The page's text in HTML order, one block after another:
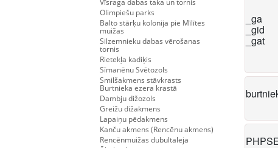
Vīsraga dabas taka un tornis
Olimpiešu parks
Balto stārķu kolonija pie Mīlītes
muižas
Silzemnieku dabas vērošanas
tornis
Rietekļa kadiķis
Sīmanēnu Svētozols
Smilšakmens stāvkrasts
Burtnieka ezera krastā
Dambju dižozols
Greižu dižakmens
Lapaiņu pēdakmens
Kanču akmens (Rencēnu akmens)
Rencēnmuižas dubultaleja
_ga
_gid
_gat